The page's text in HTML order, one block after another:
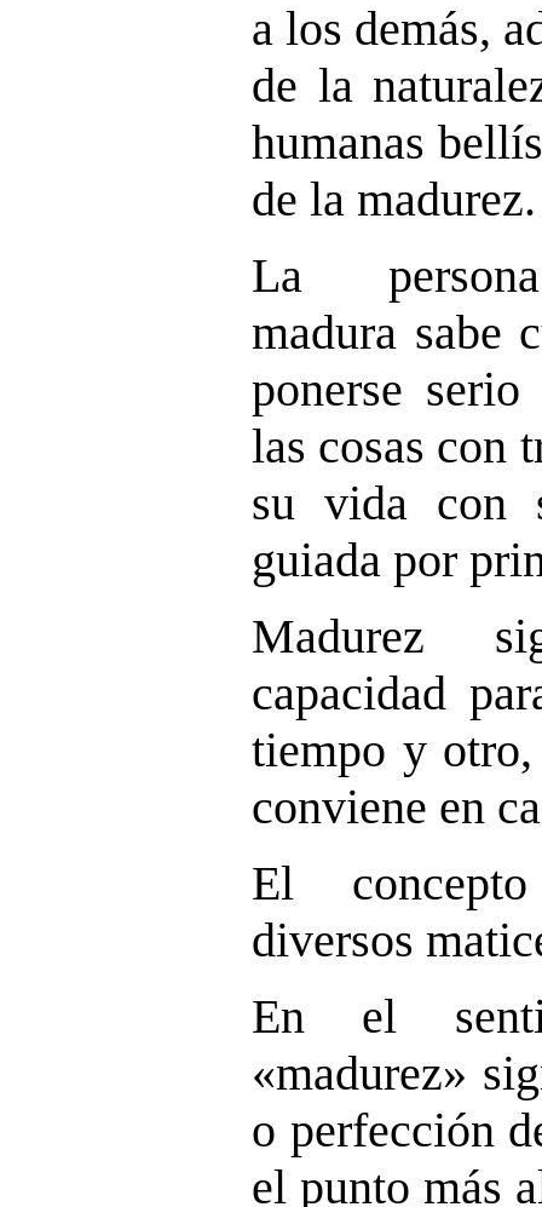
a los demás,
de la
humanas
de la madurez.
La persona
madura sabe
ponerse
las cosas con
su vida con
guiada por
Madurez
capacidad
tiempo y
conviene en
El
diversos
En el
«madurez»
o perfección
el punto más